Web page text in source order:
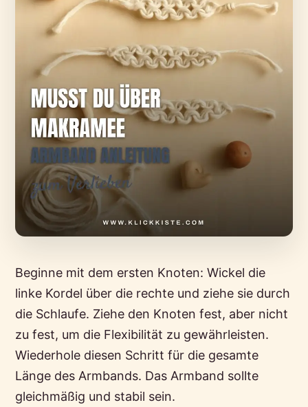
Beginne mit dem ersten Knoten: Wickel die
linke Kordel über die rechte und ziehe sie durch
die Schlaufe. Ziehe den Knoten fest, aber nicht
zu fest, um die Flexibilität zu gewährleisten.
Wiederhole diesen Schritt für die gesamte
Länge des Armbands. Das Armband sollte
gleichmäßig und stabil sein.